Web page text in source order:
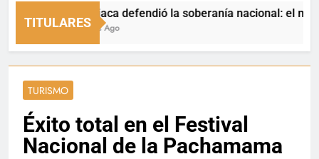
TITULARES
La Quiaca defendió la soberanía nacional: el
11 Horas Ago
TURISMO
Éxito total en el Festival
Nacional de la Pachamama